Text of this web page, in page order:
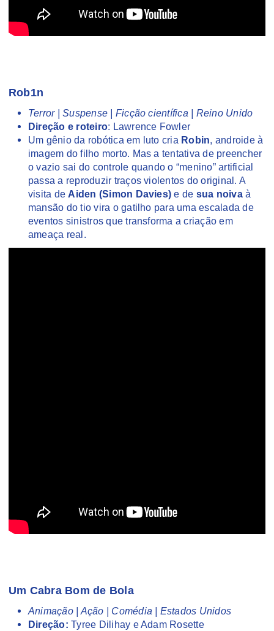
Rob1n
Terror | Suspense | Ficção científica | Reino Unido
Direção e roteiro: Lawrence Fowler
Um gênio da robótica em luto cria Robin, androide à
imagem do filho morto. Mas a tentativa de preencher
o vazio sai do controle quando o “menino” artificial
passa a reproduzir traços violentos do original. A
visita de Aiden (Simon Davies) e de sua noivaà
mansão do tio vira o gatilho para uma escalada de
eventos sinistros que transforma a criação em
ameaça real.
Um Cabra Bom de Bola
Animação | Ação | Comédia | Estados Unidos
Direção: Tyree Dilihay e Adam Rosette